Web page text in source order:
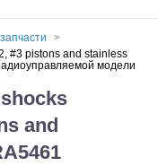
#3 pistons and stainless
модели
and